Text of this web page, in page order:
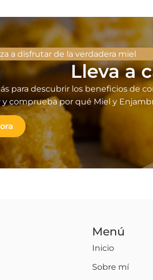
a disfrutar de la verdadera miel
Lleva a
para descubrir los beneficios de
comprueba por qué Miel y
Menú
Inicio
Sobre mí